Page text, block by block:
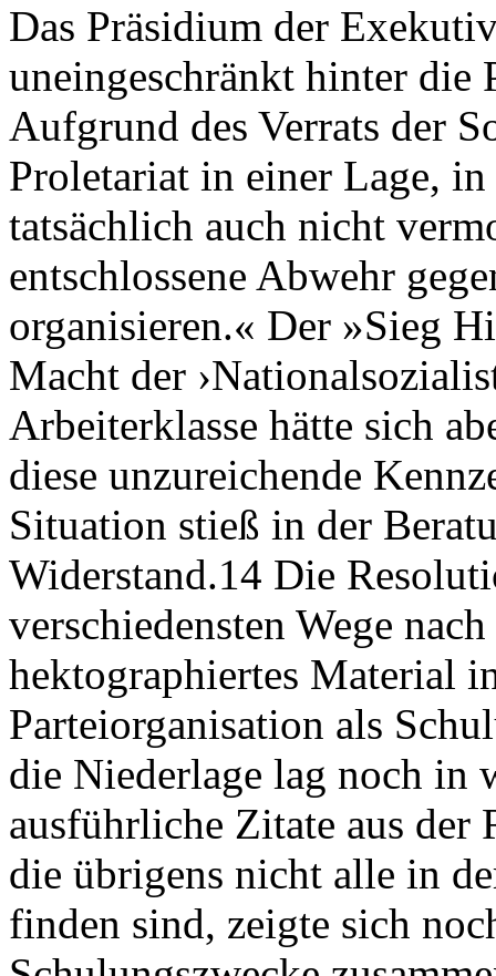
Das Präsidium der
uneingeschränkt hinter
Aufgrund des Verrats der
Proletariat in einer Lage,
tatsächlich auch nicht
entschlossene Abwehr
organisieren.« Der »Sieg
Macht der
Arbeiterklasse hätte sich
diese unzureichende
Situation stieß in der
Widerstand.14 Die
verschiedensten Wege
hektographiertes Material
Parteiorganisation als
die Niederlage lag noch in
ausführliche Zitate aus der
die übrigens nicht alle in
finden sind, zeigte sich